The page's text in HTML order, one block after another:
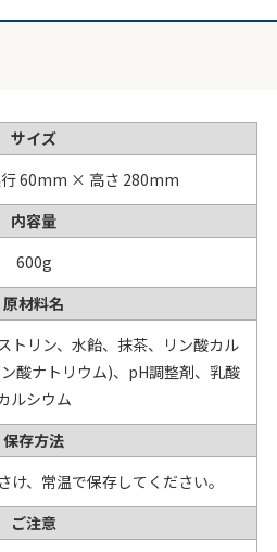
サイズ
60mm × 高さ 280mm
内容量
600g
原材料名
トリン、水飴、抹茶、リン酸カル
酸ナトリウム)、pH調整剤、乳酸
ルシウム
保存方法
、常温で保存してください。
ご注意